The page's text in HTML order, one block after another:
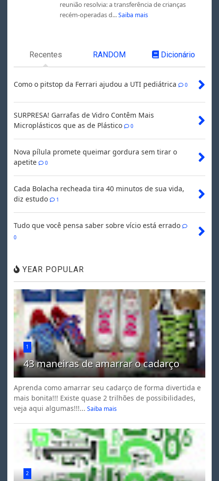
reunião resolvia: a transferência de crianças
recém-operadas d... Saiba mais
Recentes RANDOM Dicionário
Como o pitstop da Ferrari ajudou a UTI pediátrica 0
SURPRESA! Garrafas de Vidro Contêm Mais
Microplásticos que as de Plástico
0
Nova pílula promete queimar gordura sem tirar o
apetite
0
Cada Bolacha recheada tira 40 minutos de sua vida,
diz estudo
1
Tudo que você pensa saber sobre vício está errado
0
YEAR POPULAR
1
43 maneiras de amarrar o cadarço
Aprenda como amarrar seu cadarço de forma divertida e
mais bonita!!! Existe quase 2 trilhões de possibilidades,
veja aqui algumas!!!... Saiba mais
2